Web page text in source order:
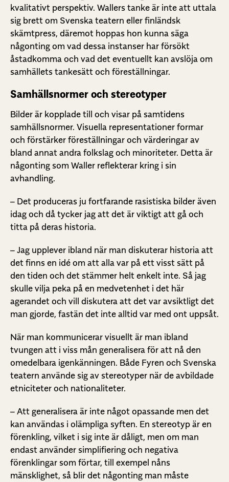
kvalitativt perspektiv. Wallers tanke är inte att uttala
sig brett om Svenska teatern eller finländsk
skämtpress, däremot hoppas hon kunna säga
någonting om vad dessa instanser har försökt
åstadkomma och vad det eventuellt kan avslöja om
samhällets tankesätt och föreställningar.
Samhällsnormer och stereotyper
Bilder är kopplade till och visar på samtidens
samhällsnormer. Visuella representationer formar
och förstärker föreställningar och värderingar av
bland annat andra folkslag och minoriteter. Detta är
någonting som Waller reflekterar kring i sin
avhandling.
– Det produceras ju fortfarande rasistiska bilder även
idag och då tycker jag att det är viktigt att gå och
titta på deras historia.
– Jag upplever ibland när man diskuterar historia att
det finns en idé om att alla var på ett visst sätt på
den tiden och det stämmer helt enkelt inte. Så jag
skulle vilja peka på en medvetenhet i det här
agerandet och vill diskutera att det var avsiktligt det
man gjorde, fastän det inte alltid var med ont uppsåt.
När man kommunicerar visuellt är man ibland
tvungen att i viss mån generalisera för att nå den
omedelbara igenkänningen. Både Fyren och Svenska
teatern använde sig av stereotyper när de avbildade
etniciteter och nationaliteter.
– Att generalisera är inte något opassande men det
kan användas i olämpliga syften. En stereotyp är en
förenkling, vilket i sig inte är dåligt, men om man
endast använder simplifiering och negativa
förenklingar som förtar, till exempel nåns
mänsklighet, så blir det någonting man måste